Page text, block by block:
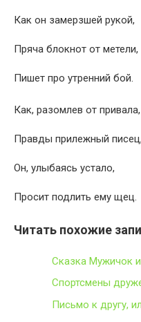
Как он замерзшей рукой,
Пряча блокнот от метели,
Пишет про утренний бой.
Как, разомлев от привала,
Правды прилежный писец,
Он, улыбаясь устало,
Просит подлить ему щец.
Читать похожие
Сказка Мужичок и
Спортсмены
Письмо к другу,